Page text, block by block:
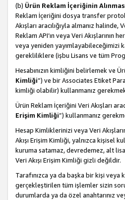
(b) Ürün Reklam İçeriğinin
Reklam İçeriğini dosya transfer
Akışları aracılığıyla almanız halinde,
Reklam API’ın veya Veri
veya yeniden yayımlayabileceğimizi
gerekliliklere (işbu Lisans ve tüm
Hesabınızın kimliğini belirlemek ve
Kimliği”) ve bir Associates Etiket
kimliği olabilir) kullanmanız
Ürün Reklam İçeriğini Veri Akışları
Erişim Kimliği”) kullanmanız
Hesap Kimliklerinizi veya Veri
Akışı Erişim Kimliği, yalnızca kişisel
kuruma satamaz, devredemez, alt
Veri Akışı Erişim Kimliği gizli değildir.
Tarafınızca ya da başka bir kişi veya
gerçekleştirilen tüm işlemler sizin
durumlarda ya da özel anahtarınız